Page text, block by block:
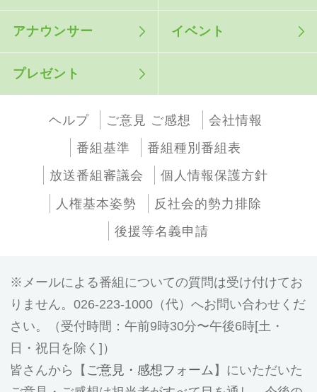
アナウンサー イベント
プレゼント
ヘルプ ご意見 ご感想
会社情報
番組基準
番組種別番組表
放送番組審議会
個人情報保護方針
人権基本姿勢
反社会的勢力排除
後援等名義申請
メールによる番組についての質問は受け付けてお
りません。026-223-1000（代）へお問い合わせくだ
さい。（受付時間：午前9時30分〜午後6時[土・
日・祝日を除く]）
皆さんから【 ご意見・感想フォーム 】にいただいた